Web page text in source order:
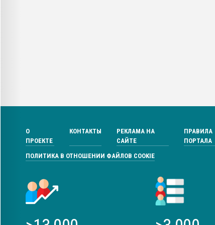
О
ПРОЕКТЕ
КОНТАКТЫ
РЕКЛАМА НА
САЙТЕ
ПРАВИЛА
ПОРТАЛА
ПОЛИТИКА В ОТНОШЕНИИ ФАЙЛОВ COOKIE